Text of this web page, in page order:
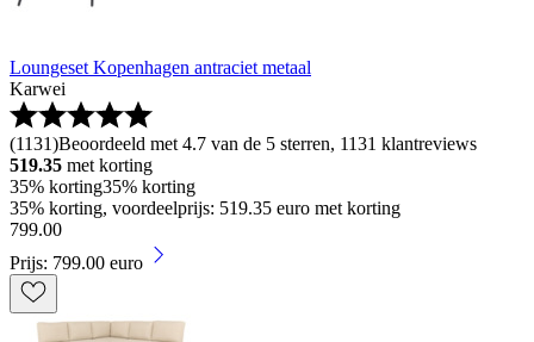
Loungeset Kopenhagen antraciet metaal
Karwei
(1131)Beoordeeld met 4.7 van de 5 sterren, 1131 klantreviews
519.35 met korting
35% korting35% korting
35% korting, voordeelprijs: 519.35 euro met korting
799.00
Prijs: 799.00 euro